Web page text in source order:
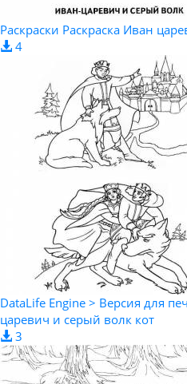
Раскраски Раскраска Иван
4
DataLife Engine > Версия для
царевич и серый волк кот
3